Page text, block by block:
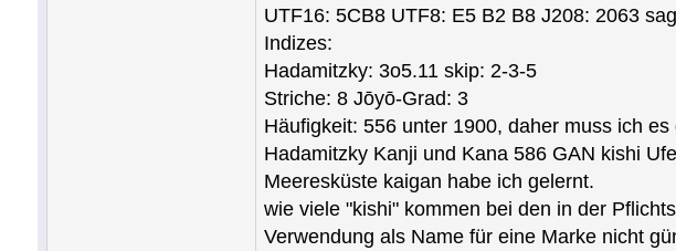
UTF16: 5CB8 UTF8: E5 B2 B8 J208: 2063
Indizes:
Hadamitzky: 3o5.11 skip: 2-3-5
Striche: 8 Jōyō-Grad: 3
Häufigkeit: 556 unter 1900, daher muss ich es
Hadamitzky Kanji und Kana 586 GAN kishi
Meeresküste kaigan habe ich gelernt.
wie viele "kishi" kommen bei den in der
Verwendung als Name für eine Marke nicht